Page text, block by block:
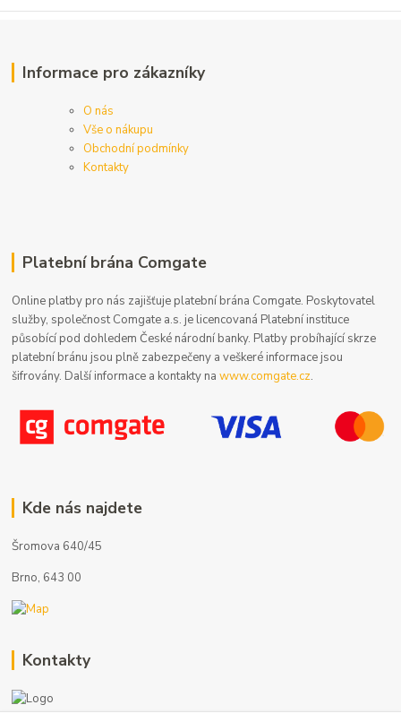
Informace pro zákazníky
O nás
Vše o nákupu
Obchodní podmínky
Kontakty
Platební brána Comgate
Online platby pro nás zajišťuje platební brána Comgate. Poskytovatel
služby, společnost Comgate a.s. je licencovaná Platební instituce
působící pod dohledem České národní banky. Platby probíhající skrze
platební bránu jsou plně zabezpečeny a veškeré informace jsou
šifrovány. Další informace a kontakty nawww.comgate.cz.
Kde nás najdete
Šromova 640/45
Brno, 643 00
Kontakty